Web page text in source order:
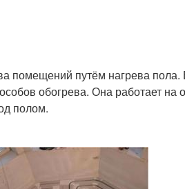
помещений путём нагрева
обогрева. Она работает на
полом.